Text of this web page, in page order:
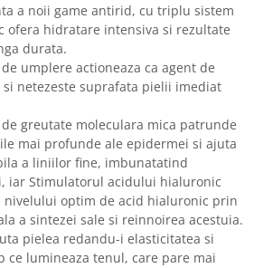
a noii game antirid, cu triplu sistem
ofera hidratare intensiva si rezultate
durata.
umplere actioneaza ca agent de
netezeste suprafata pielii imediat
greutate moleculara mica patrunde
mai profunde ale epidermei si ajuta
a liniilor fine, imbunatatind
iar Stimulatorul acidului hialuronic
nivelului optim de acid hialuronic prin
a sintezei sale si reinnoirea acestuia.
pielea redandu-i elasticitatea si
ce lumineaza tenul, care pare mai